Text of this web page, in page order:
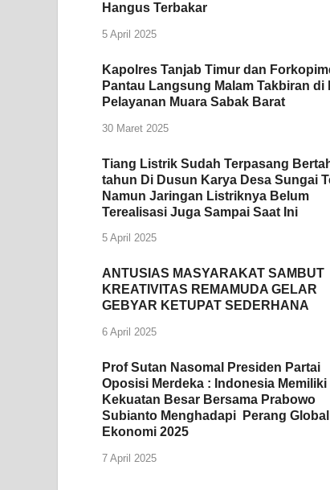
Hangus Terbakar
5 April 2025
Kapolres Tanjab Timur dan
Pantau Langsung Malam Takbiran di
Pelayanan Muara Sabak Barat
30 Maret 2025
Tiang Listrik Sudah Terpasang
tahun Di Dusun Karya Desa Sungai
Namun Jaringan Listriknya Belum
Terealisasi Juga Sampai Saat Ini
5 April 2025
ANTUSIAS MASYARAKAT SAMBUT
KREATIVITAS REMAMUDA GELAR
GEBYAR KETUPAT SEDERHANA
6 April 2025
Prof Sutan Nasomal Presiden Partai
Oposisi Merdeka : Indonesia Memiliki
Kekuatan Besar Bersama Prabowo
Subianto Menghadapi Perang Global
Ekonomi 2025
7 April 2025